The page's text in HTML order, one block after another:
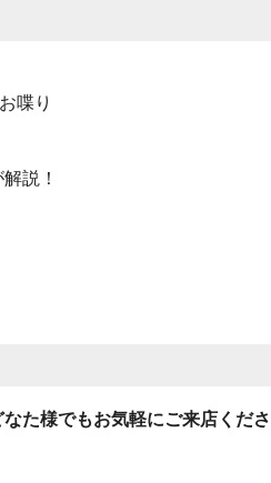
喋り
説！
た様でもお気軽にご来店くださ